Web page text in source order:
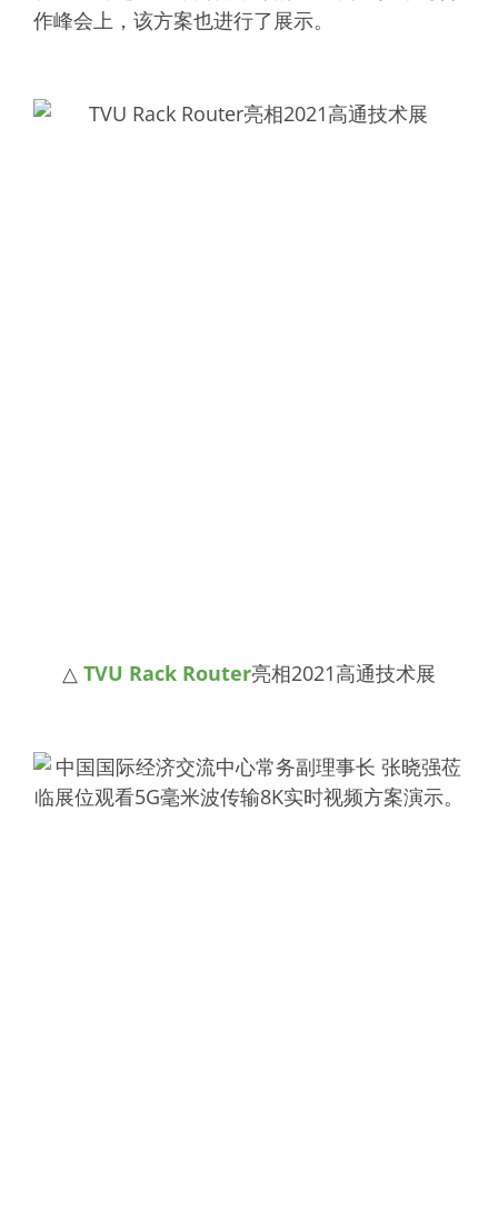
作峰会上，该方案也进行了展示。
△ TVU Rack Router亮相2021高通技术展